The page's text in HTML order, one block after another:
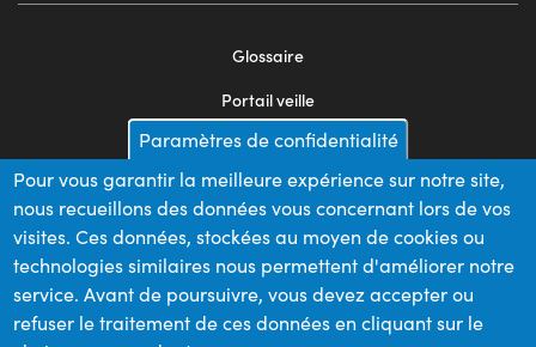
2
Glossaire
Portail veille
Mentions légales
Appels d'offres
Plan du site
Nos financeurs
Paramètres de confidentialité
Pour vous garantir la meilleure expérience sur notre site,
nous recueillons des données vous concernant lors de vos
visites. Ces données, stockées au moyen de cookies ou
technologies similaires nous permettent d'améliorer notre
service. Avant de poursuivre, vous devez accepter ou
refuser le traitement de ces données en cliquant sur le